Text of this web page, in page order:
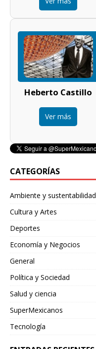
Heberto Castillo
Ver más
CATEGORÍAS
Ambiente y sustentabilidad
Cultura y Artes
Deportes
Economía y Negocios
General
Política y Sociedad
Salud y ciencia
SuperMexicanos
Tecnología